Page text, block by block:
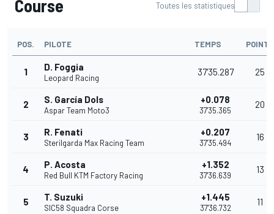
Course Toutes les statistiques
POS. PILOTE TEMPS POINTS
1 D. Foggia
Leopard Racing
37'35.287 25
2 S. García Dols
Aspar Team Moto3
+0.078
37'35.365
20
3 R. Fenati
Sterilgarda Max Racing Team
+0.207
37'35.494
16
4 P. Acosta
Red Bull KTM Factory Racing
+1.352
37'36.639
13
5 T. Suzuki
SIC58 Squadra Corse
+1.445
37'36.732
11